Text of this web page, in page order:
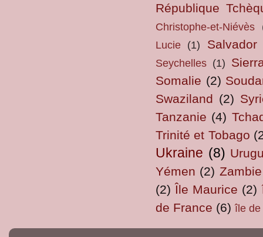
République
Christophe-et-Niévès
Lucie (1) Salvador
Seychelles (1)
Somalie (2)
Swaziland (2)
Tanzanie (4)
Trinité et Tobago
Ukraine (8)
Yémen (2) Zambie
(2) Île Maurice (2)
de France (6) île de